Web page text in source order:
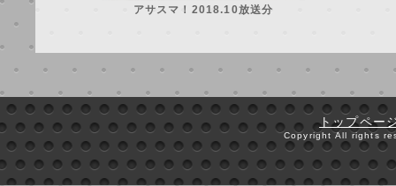
アサスマ！2018.10放送分
トップペー
Copyright All rights